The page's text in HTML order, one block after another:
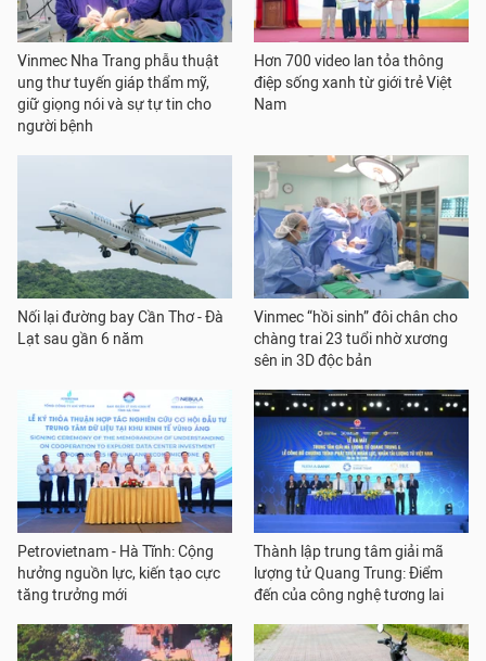
Vinmec Nha Trang phẫu thuật
ung thư tuyến giáp thẩm mỹ,
giữ giọng nói và sự tự tin cho
người bệnh
Hơn 700 video lan tỏa thông
điệp sống xanh từ giới trẻ Việt
Nam
Nối lại đường bay Cần Thơ - Đà
Lạt sau gần 6 năm
Vinmec “hồi sinh” đôi chân cho
chàng trai 23 tuổi nhờ xương
sên in 3D độc bản
Petrovietnam - Hà Tĩnh: Cộng
hưởng nguồn lực, kiến tạo cực
tăng trưởng mới
Thành lập trung tâm giải mã
lượng tử Quang Trung: Điểm
đến của công nghệ tương lai